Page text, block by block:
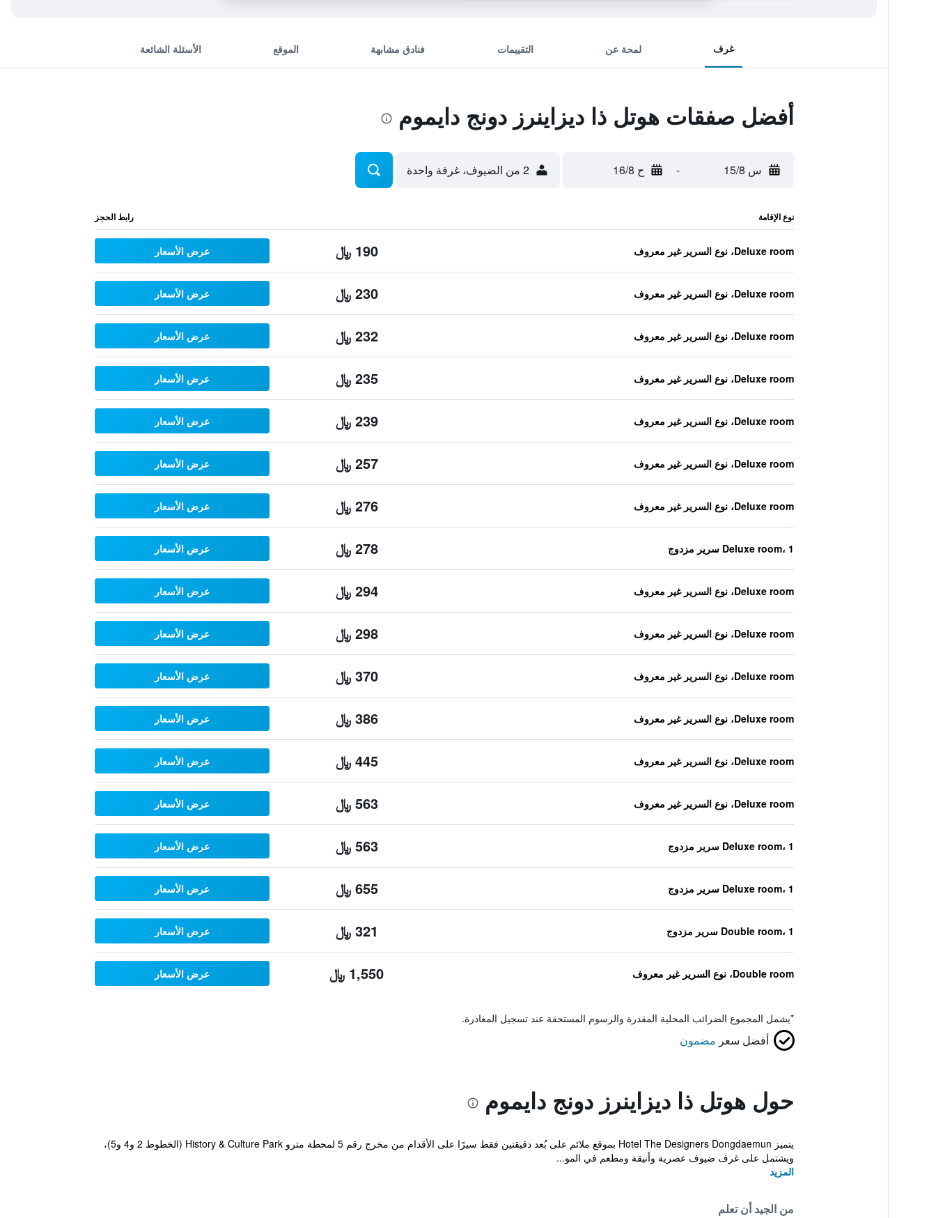
غرف لمحة عن التقييمات فنادق مشابهة الموقع الأسئلة الشائعة
أفضل صفقات هوتل ذا ديزاينرز دونج دايموم
س 15/8 - ح 16/8 2 من الضيوف، غرفة واحدة
نوع الإقامة رابط الحجز
Deluxe room، نوع السرير غير معروف 190 ﷼ عرض الأسعار
Deluxe room، نوع السرير غير معروف 230 ﷼ عرض الأسعار
Deluxe room، نوع السرير غير معروف 232 ﷼ عرض الأسعار
Deluxe room، نوع السرير غير معروف 235 ﷼ عرض الأسعار
Deluxe room، نوع السرير غير معروف 239 ﷼ عرض الأسعار
Deluxe room، نوع السرير غير معروف 257 ﷼ عرض الأسعار
Deluxe room، نوع السرير غير معروف 276 ﷼ عرض الأسعار
Deluxe room، 1 سرير مزدوج 278 ﷼ عرض الأسعار
Deluxe room، نوع السرير غير معروف 294 ﷼ عرض الأسعار
Deluxe room، نوع السرير غير معروف 298 ﷼ عرض الأسعار
Deluxe room، نوع السرير غير معروف 370 ﷼ عرض الأسعار
Deluxe room، نوع السرير غير معروف 386 ﷼ عرض الأسعار
Deluxe room، نوع السرير غير معروف 445 ﷼ عرض الأسعار
Deluxe room، نوع السرير غير معروف 563 ﷼ عرض الأسعار
Deluxe room، 1 سرير مزدوج 563 ﷼ عرض الأسعار
Deluxe room، 1 سرير مزدوج 655 ﷼ عرض الأسعار
Double room، 1 سرير مزدوج 321 ﷼ عرض الأسعار
Double room، نوع السرير غير معروف 1,550 ﷼ عرض الأسعار
*يشمل المجموع الضرائب المحلية المقدرة والرسوم المستحقة عند تسجيل المغادرة.
أفضل سعر مضمون
حول هوتل ذا ديزاينرز دونج دايموم
يتميز Hotel The Designers Dongdaemun بموقع ملائم على بُعد دقيقتين فقط سيرًا على الأقدام من مخرج رقم 5 لمحطة مترو History & Culture Park (الخطوط 2 و4 و5)،
ويشتمل على غرف ضيوف عصرية وأنيقة ومطعم في المو...
المزيد
من الجيد أن تعلم